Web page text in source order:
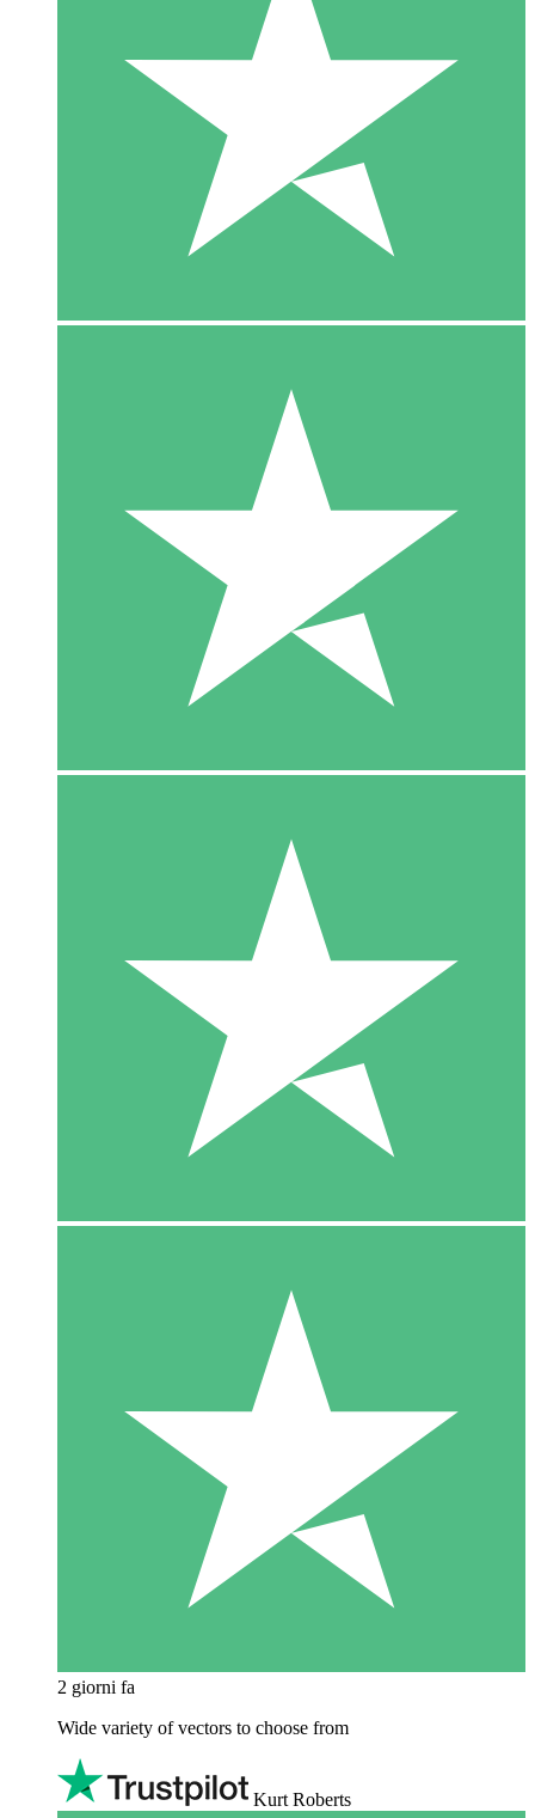
2 giorni fa
Wide variety of vectors to choose from
Kurt Roberts